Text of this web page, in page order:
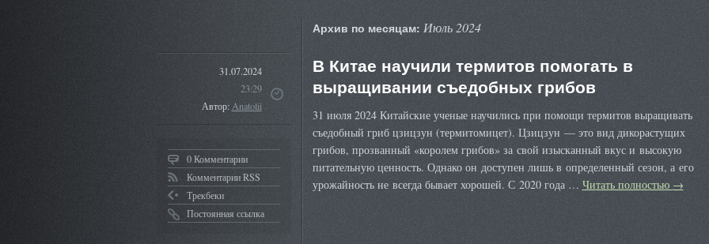
Архив по месяцам: Июль 2024
31.07.2024
23:29
Автор:Anatolii
0 Комментарии
Комментарии RSS
Трекбеки
Постоянная ссылка
В Китае научили термитов помогать в
выращивании съедобных грибов
31 июля 2024 Китайские ученые научились при помощи термитов выращивать
съедобный гриб цзицзун (термитомицет). Цзицзун — это вид дикорастущих
грибов, прозванный «королем грибов» за свой изысканный вкус и высокую
питательную ценность. Однако он доступен лишь в определенный сезон, а его
урожайность не всегда бывает хорошей. С 2020 года … Читать полностью →